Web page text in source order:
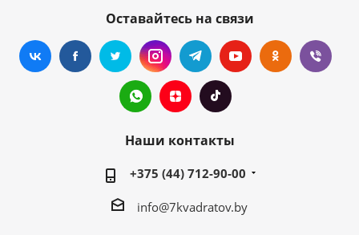
Оставайтесь на связи
Наши контакты
+375 (44) 712-90-00
info@7kvadratov.by